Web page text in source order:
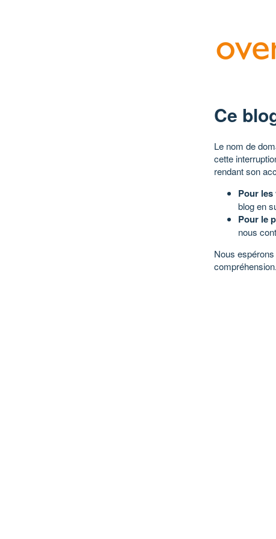
Ce
Le nom de
cette
rendant son
Pour
blog en
Pour le
nous
Nous
compréhension.